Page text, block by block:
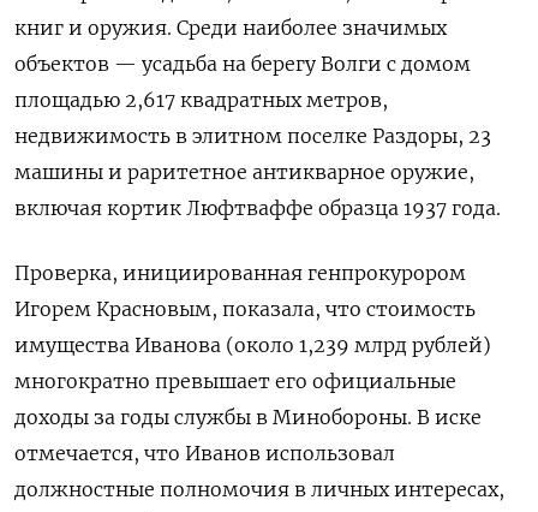
книг и оружия. Среди наиболее значимых
объектов — усадьба на берегу Волги с домом
площадью 2,617 квадратных метров,
недвижимость в элитном поселке Раздоры, 23
машины и раритетное антикварное оружие,
включая кортик Люфтваффе образца 1937 года.
Проверка, инициированная генпрокурором
Игорем Красновым, показала, что стоимость
имущества Иванова (около 1,239 млрд рублей)
многократно превышает его официальные
доходы за годы службы в Минобороны. В иске
отмечается, что Иванов использовал
должностные полномочия в личных интересах,